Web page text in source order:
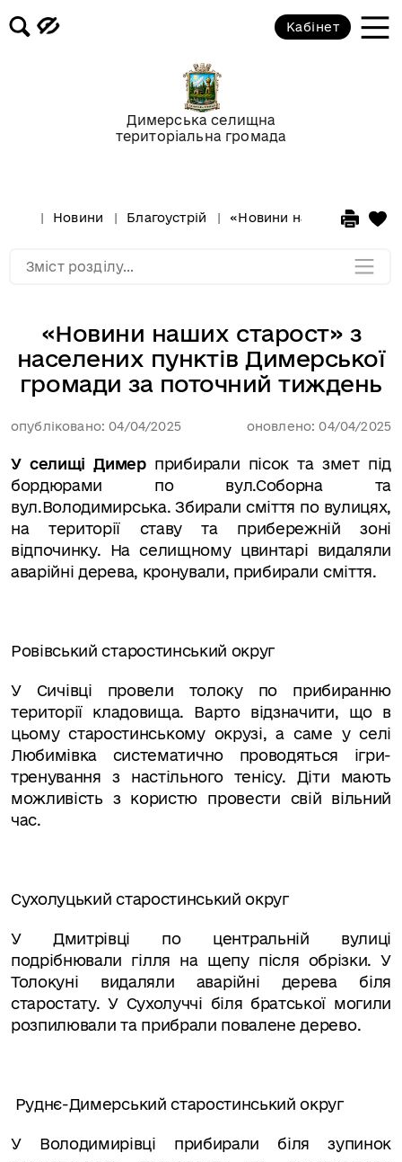
Димерська селищна
територіальна громада
Кабінет
Новини Благоустрій «Новини наших старост»
«Новини наших старост» з
населених пунктів Димерської
громади за поточний тиждень
опубліковано: 04/04/2025 оновлено: 04/04/2025
У селищі Димерприбирали пісок та змет під
бордюрами по вул.Соборна та
вул.Володимирська. Збирали сміття по вулицях,
на території ставу та прибережній зоні
відпочинку. На селищному цвинтарі видаляли
аварійні дерева, кронували, прибирали сміття.
Ровівський старостинський округ
У Сичівці провели толоку по прибиранню
території кладовища. Варто відзначити, що в
цьому старостинському окрузі, а саме у селі
Любимівка систематично проводяться ігри-
тренування з настільного тенісу. Діти мають
можливість з користю провести свій вільний
час.
Сухолуцький старостинський округ
У Дмитрівці по центральній вулиці
подрібнювали гілля на щепу після обрізки. У
Толокуні видаляли аварійні дерева біля
старостату. У Сухолуччі біля братської могили
розпилювали та прибрали повалене дерево.
Руднє-Димерський старостинський округ
У Володимирівці прибирали біля зупинок
Зміст розділу...